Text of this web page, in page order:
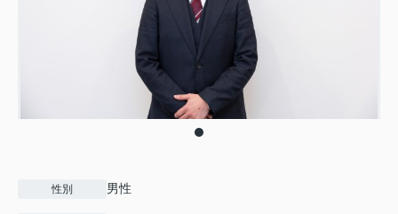
性別 男性